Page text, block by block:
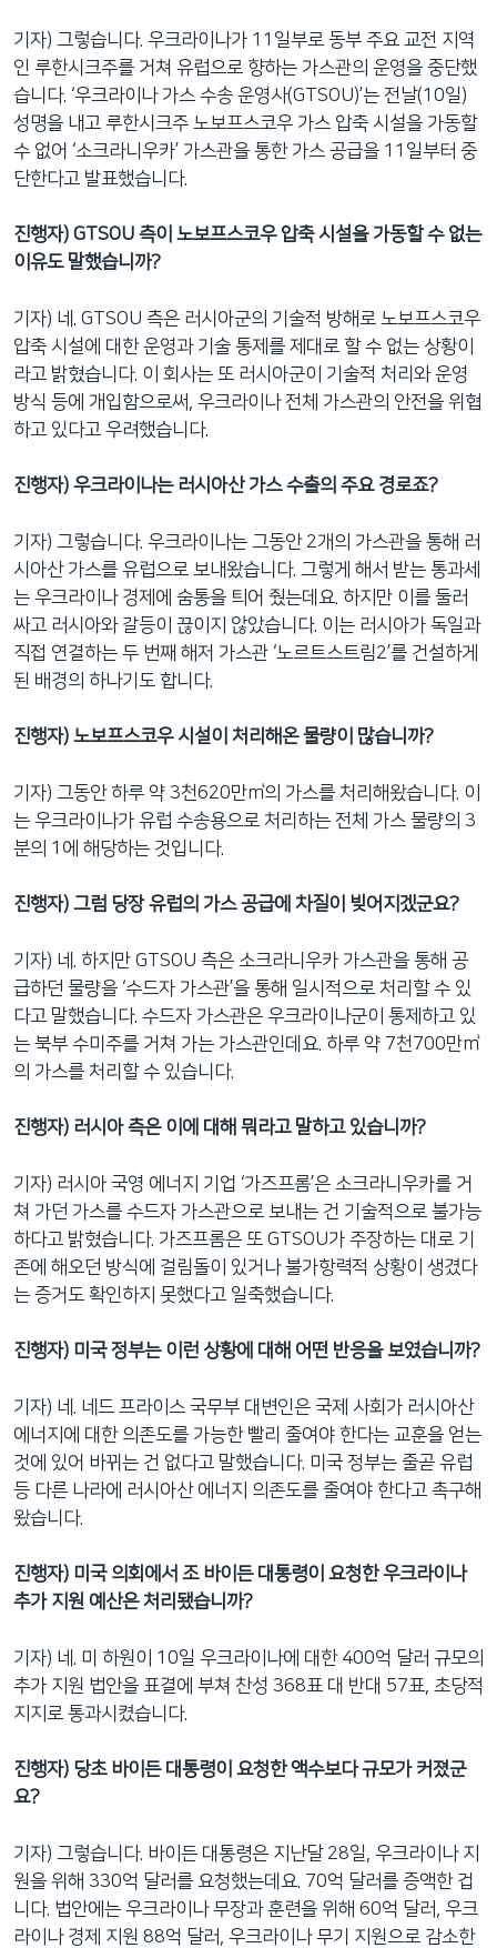
기자) 그렇습니다. 우크라이나가 11일부로 동부 주요 교전 지역
인 루한시크주를 거쳐 유럽으로 향하는 가스관의 운영을 중단했
습니다. ‘우크라이나 가스 수송 운영사(GTSOU)’는 전날(10일)
성명을 내고 루한시크주 노보프스코우 가스 압축 시설을 가동할
수 없어 ‘소크라니우카’ 가스관을 통한 가스 공급을 11일부터 중
단한다고 발표했습니다.
진행자) GTSOU 측이 노보프스코우 압축 시설을 가동할 수 없는
이유도 말했습니까?
기자) 네. GTSOU 측은 러시아군의 기술적 방해로 노보프스코우
압축 시설에 대한 운영과 기술 통제를 제대로 할 수 없는 상황이
라고 밝혔습니다. 이 회사는 또 러시아군이 기술적 처리와 운영
방식 등에 개입함으로써, 우크라이나 전체 가스관의 안전을 위협
하고 있다고 우려했습니다.
진행자) 우크라이나는 러시아산 가스 수출의 주요 경로죠?
기자) 그렇습니다. 우크라이나는 그동안 2개의 가스관을 통해 러
시아산 가스를 유럽으로 보내왔습니다. 그렇게 해서 받는 통과세
는 우크라이나 경제에 숨통을 틔어 줬는데요. 하지만 이를 둘러
싸고 러시아와 갈등이 끊이지 않았습니다. 이는 러시아가 독일과
직접 연결하는 두 번째 해저 가스관 ‘노르트스트림2’를 건설하게
된 배경의 하나기도 합니다.
진행자) 노보프스코우 시설이 처리해온 물량이 많습니까?
기자) 그동안 하루 약 3천620만㎥의 가스를 처리해왔습니다. 이
는 우크라이나가 유럽 수송용으로 처리하는 전체 가스 물량의 3
분의 1에 해당하는 것입니다.
진행자) 그럼 당장 유럽의 가스 공급에 차질이 빚어지겠군요?
기자) 네. 하지만 GTSOU 측은 소크라니우카 가스관을 통해 공
급하던 물량을 ‘수드자 가스관’을 통해 일시적으로 처리할 수 있
다고 말했습니다. 수드자 가스관은 우크라이나군이 통제하고 있
는 북부 수미주를 거쳐 가는 가스관인데요. 하루 약 7천700만㎥
의 가스를 처리할 수 있습니다.
진행자) 러시아 측은 이에 대해 뭐라고 말하고 있습니까?
기자) 러시아 국영 에너지 기업 ‘가즈프롬’은 소크라니우카를 거
쳐 가던 가스를 수드자 가스관으로 보내는 건 기술적으로 불가능
하다고 밝혔습니다. 가즈프롬은 또 GTSOU가 주장하는 대로 기
존에 해오던 방식에 걸림돌이 있거나 불가항력적 상황이 생겼다
는 증거도 확인하지 못했다고 일축했습니다.
진행자) 미국 정부는 이런 상황에 대해 어떤 반응을 보였습니까?
기자) 네. 네드 프라이스 국무부 대변인은 국제 사회가 러시아산
에너지에 대한 의존도를 가능한 빨리 줄여야 한다는 교훈을 얻는
것에 있어 바뀌는 건 없다고 말했습니다. 미국 정부는 줄곧 유럽
등 다른 나라에 러시아산 에너지 의존도를 줄여야 한다고 촉구해
왔습니다.
진행자) 미국 의회에서 조 바이든 대통령이 요청한 우크라이나
추가 지원 예산은 처리됐습니까?
기자) 네. 미 하원이 10일 우크라이나에 대한 400억 달러 규모의
추가 지원 법안을 표결에 부쳐 찬성 368표 대 반대 57표, 초당적
지지로 통과시켰습니다.
진행자) 당초 바이든 대통령이 요청한 액수보다 규모가 커졌군
요?
기자) 그렇습니다. 바이든 대통령은 지난달 28일, 우크라이나 지
원을 위해 330억 달러를 요청했는데요. 70억 달러를 증액한 겁
니다. 법안에는 우크라이나 무장과 훈련을 위해 60억 달러, 우크
라이나 경제 지원 88억 달러, 우크라이나 무기 지원으로 감소한